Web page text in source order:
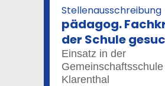
Stellenausschreibung
pädagog.
der Schule
Einsatz in der
Gemeinschaftsschule
Klarenthal